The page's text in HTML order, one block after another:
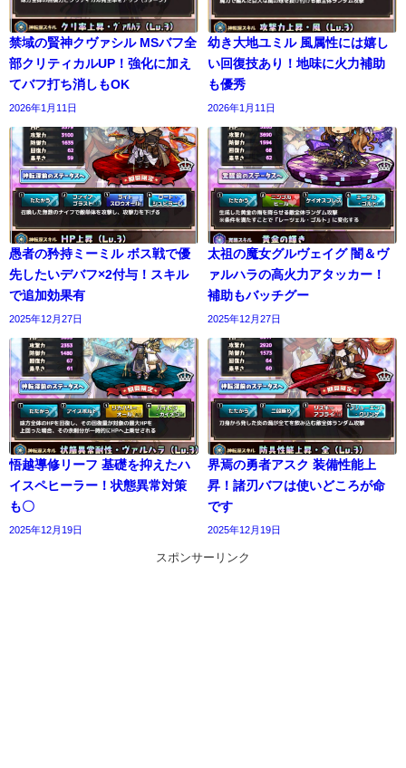
禁域の賢神クヴァシル MSバフ全
部クリティカルUP！強化に加え
てバフ打ち消しもOK
2026年1月11日
幼き大地ユミル 風属性には嬉し
い回復技あり！地味に火力補助
も優秀
2026年1月11日
愚者の矜持ミーミル ボス戦で優
先したいデバフ×2付与！スキル
で追加効果有
2025年12月27日
太祖の魔女グルヴェイグ 闇＆ヴ
ァルハラの高火力アタッカー！
補助もバッチグー
2025年12月27日
悟越導修リーフ 基礎を抑えたハ
イスペヒーラー！状態異常対策
も〇
2025年12月19日
界焉の勇者アスク 装備性能上
昇！諸刃バフは使いどころが命
です
2025年12月19日
スポンサーリンク